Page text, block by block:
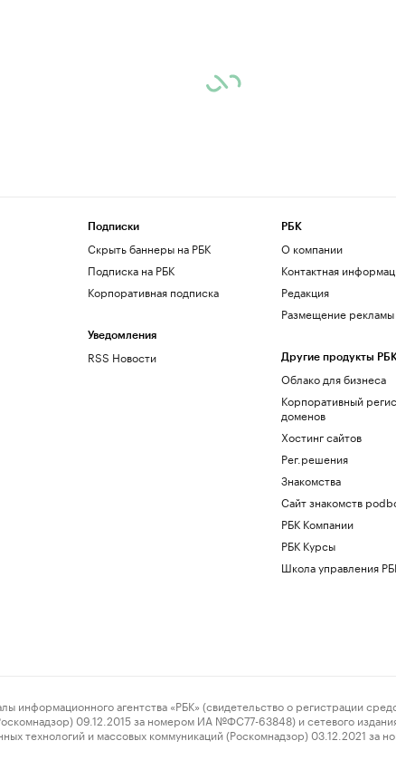
Подписки
Скрыть баннеры на РБК
Подписка на РБК
Корпоративная подписка
Уведомления
RSS Новости
РБК
О компании
Контактная
Редакция
Размещение рекламы
Другие продукты
Облако для бизнеса
Корпоративный
доменов
Хостинг сайтов
Рег.решения
Знакомства
Сайт знакомств
РБК Компании
РБК Курсы
Школа управления
агентства «РБК» (свидетельство о регистрации
09.12.2015 за номером ИА №ФС77-63848) и сетевого
технологий и массовых коммуникаций (Роскомнадзор) 03.12.2021